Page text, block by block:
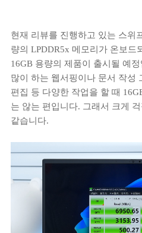
현재 리뷰를 진행하고 있는 스위
량의 LPDDR5x 메모리가 온보드
16GB 용량의 제품이 출시될 예
많이 하는 웹서핑이나 문서 작성
편집 등 다양한 작업을 할 때
는 않는 편입니다. 그래서 크게
같습니다.